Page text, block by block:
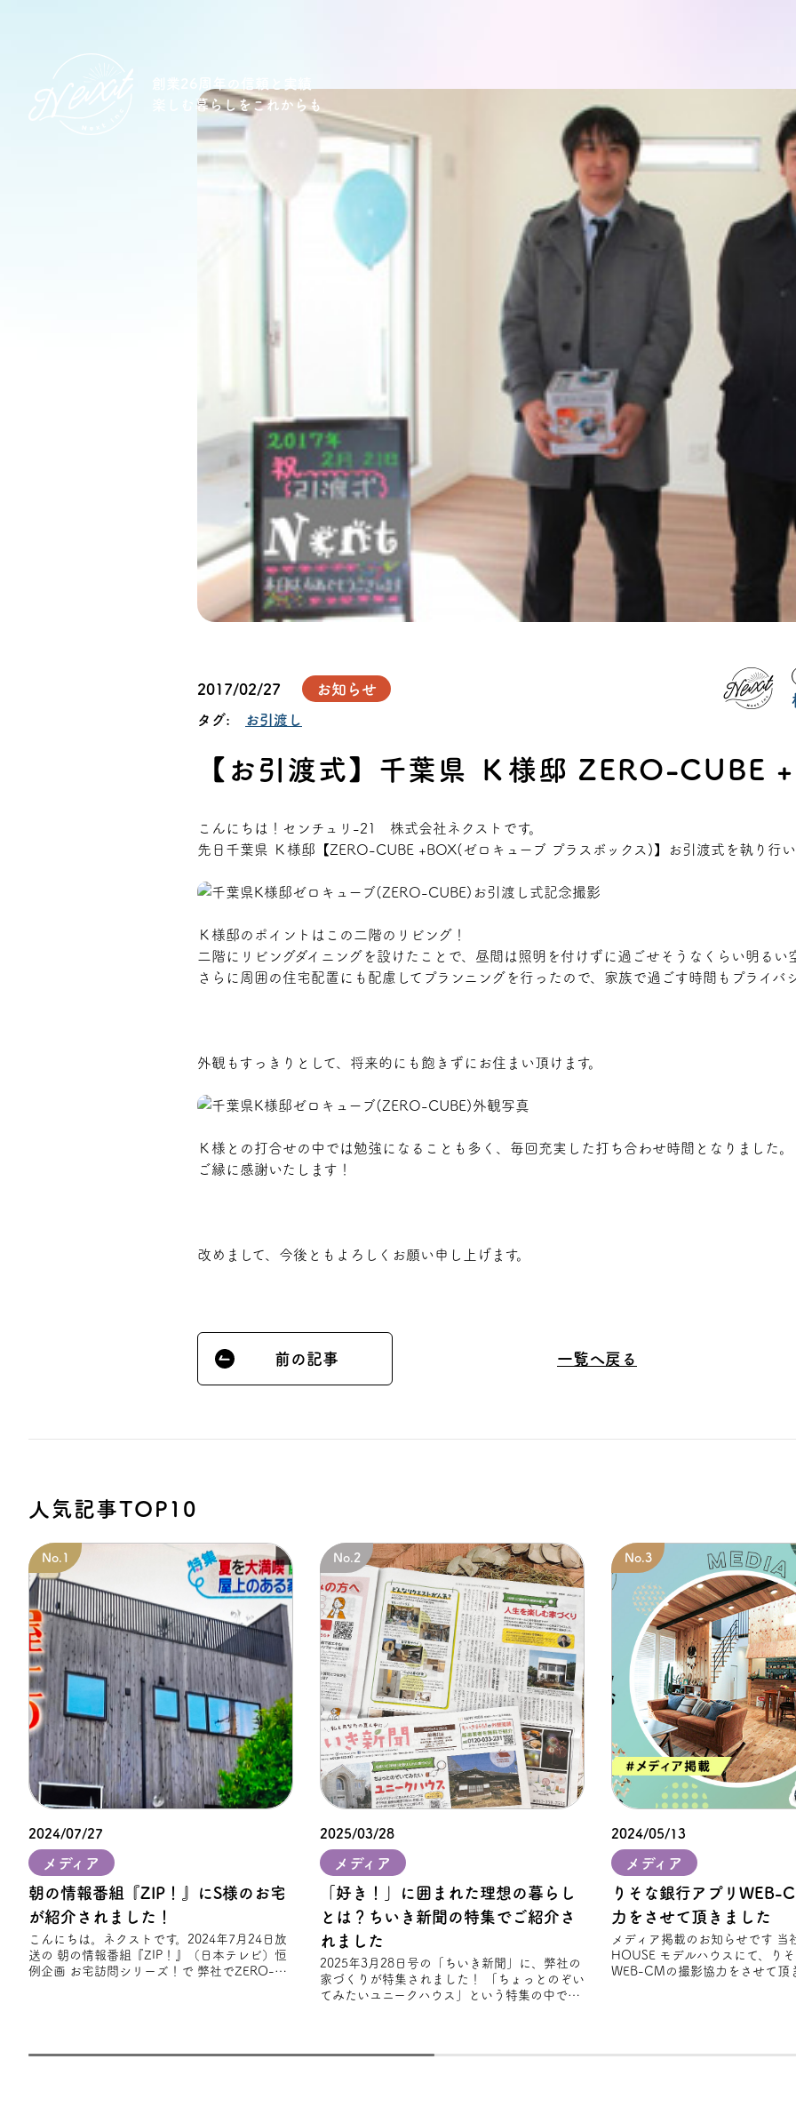
創業26周年の信頼と実績
楽しむ暮らしをこれからも
想い
オーナー様インタビュー
ごあいさつ
チーム紹介
アクセス
会社案内
プライバシーポリシー
モデルハ
お問い合
資料請求
オンライ
船橋ス
2017/02/27 お知らせ
タグ: お引渡し
【お引渡式】千葉県 Ｋ様邸 ZERO-CUBE
こんにちは！センチュリ-21 株式会社ネクストです。
先日千葉県 Ｋ様邸【ZERO-CUBE +BOX(ゼロキューブ プラスボックス)】お引渡式を執り行
Ｋ様邸のポイントはこの二階のリビング！
二階にリビングダイニングを設けたことで、昼間は照明を付けずに過ごせそうなくらい明るい
さらに周囲の住宅配置にも配慮してプランニングを行ったので、家族で過ごす時間もプライバ
外観もすっきりとして、将来的にも飽きずにお住まい頂けます。
Ｋ様との打合せの中では勉強になることも多く、毎回充実した打ち合わせ時間となりました。
ご縁に感謝いたします！
改めまして、今後ともよろしくお願い申し上げます。
前の記事 一覧へ戻る
人気記事TOP10
2024/07/27
メディア
朝の情報番組『ZIP！』にS様のお宅
が紹介されました！
こんにちは。ネクストです。2024年7月24日放
送の 朝の情報番組『ZIP！』（日本テレビ）恒
例企画 お宅訪問シリーズ！で 弊社でZERO-
2025/03/28
メディア
「好き！」に囲まれた理想の暮らし
とは？ちいき新聞の特集でご紹介さ
れました
2025年3月28日号の「ちいき新聞」に、弊社の
家づくりが特集されました！ 「ちょっとのぞい
てみたいユニークハウス」という特集の中で、
2024/05/13
メディア
りそな銀⾏アプリWEB-
力をさせて頂きました
メディア掲載のお知らせです 当社のFREAK'S
HOUSE モデルハウスにて、り
WEB-CMの撮影協力をさせて頂き